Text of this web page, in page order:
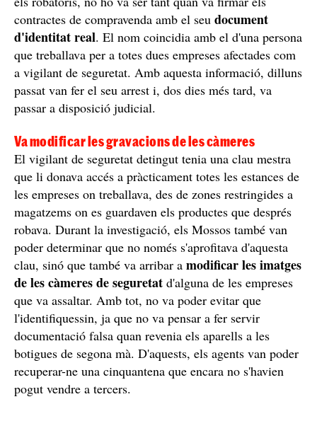
contractes de compravenda amb el seu document
d'identitat real. El nom coincidia amb el d'una persona
que treballava per a totes dues empreses afectades com
a vigilant de seguretat. Amb aquesta informació, dilluns
passat van fer el seu arrest i, dos dies més tard, va
passar a disposició judicial.
Va modificar les gravacions de les càmeres
El vigilant de seguretat detingut tenia una clau mestra
que li donava accés a pràcticament totes les estances de
les empreses on treballava, des de zones restringides a
magatzems on es guardaven els productes que després
robava. Durant la investigació, els Mossos també van
poder determinar que no només s'aprofitava d'aquesta
clau, sinó que també va arribar a modificar les imatges
de les càmeres de seguretat d'alguna de les empreses
que va assaltar. Amb tot, no va poder evitar que
l'identifiquessin, ja que no va pensar a fer servir
documentació falsa quan revenia els aparells a les
botigues de segona mà. D'aquests, els agents van poder
recuperar-ne una cinquantena que encara no s'havien
pogut vendre a tercers.